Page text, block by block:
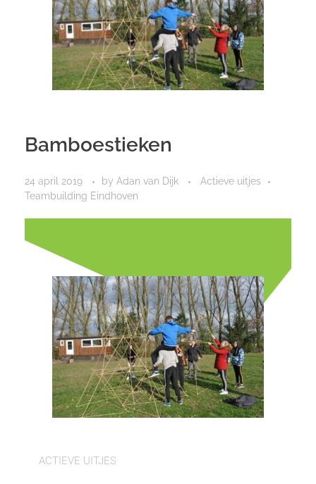
Bamboestieken
24 april 2019 by Adan van Dijk
Actieve uitjes
Teambuilding Eindhoven
ACTIEVE UITJES